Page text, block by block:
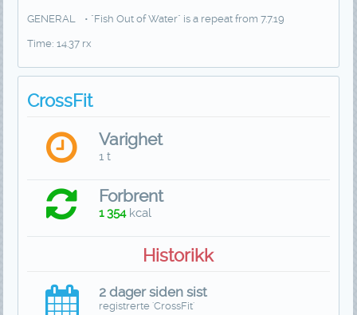
GENERAL • "Fish Out of Water" is a repeat from 7.7.19
Time: 14.37 rx
CrossFit
Varighet
1 t
Forbrent
1 354kcal
Historikk
2 dager siden sist
registrerte 'CrossFit'